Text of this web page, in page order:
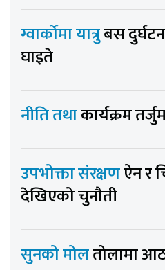
ग्वार्कोमा यात्रुबस
घाइते
नीति तथाकार्यक्रम
उपभोक्ता संरक्षणऐन र
देखिएको चुनौती
सुनको मोलतोलामा